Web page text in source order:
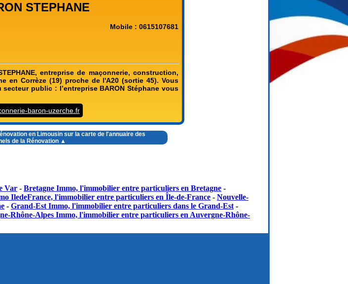
STEPHANE
Mobile : 0615107681
entreprise de maçonnerie, construction,
en Corrèze (19) proche de l'A20 (sortie 45). Vous
public : l’entreprise BARON Stéphane vous
baron-uzerche.fr
en Limousinsur la carte de l'annuaire des
de la Rénovation ▲
Var - Bretagne Immo, l'immobilier entre particuliers en Bretagne -
IledeFrance, l'immobilier entre particuliers en Île-de-France - Nouvelle-
- Grand-Est Immo, l'immobilier entre particuliers dans le Grand-Est -
Rhône-Alpes Immo, l'immobilier entre particuliers en Auvergne-Rhône-